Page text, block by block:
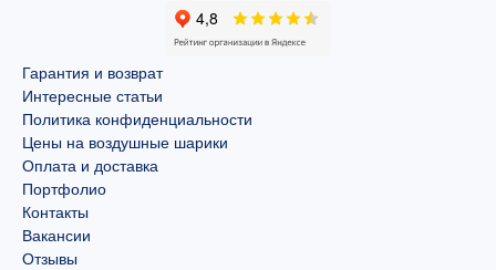
Гарантия и возврат
Интересные статьи
Политика конфиденциальности
Цены на воздушные шарики
Оплата и доставка
Портфолио
Контакты
Вакансии
Отзывы